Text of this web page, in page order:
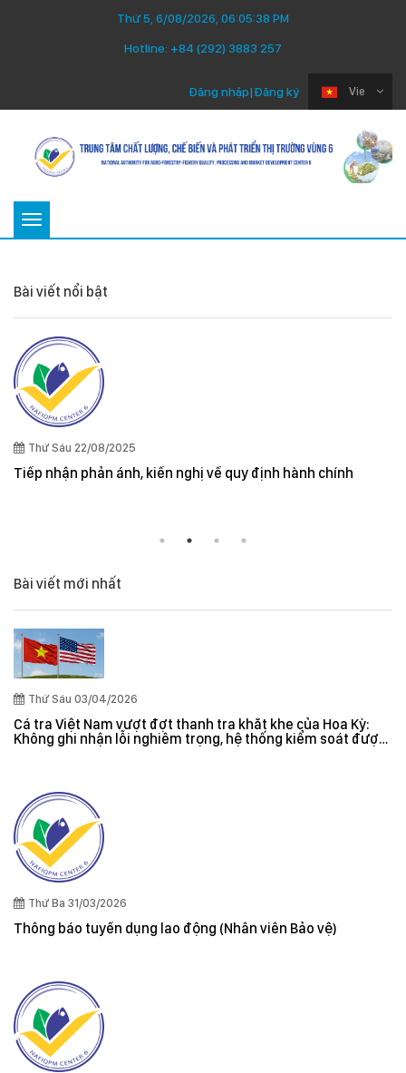
Thứ 5, 6/08/2026, 06:05:39 PM
Hotline: +84 (292) 3883 257
Vie
Đăng nhập|Đăng ký
Toggle
Bài viết nổi bật
Thứ Sáu 22/08/2025
Tiếp nhận phản ánh, kiến nghị về quy định hành chính
Bài viết mới nhất
Thứ Sáu 03/04/2026
Cá tra Việt Nam vượt đợt thanh tra khắt khe của Hoa Kỳ:
Không ghi nhận lỗi nghiêm trọng, hệ thống kiểm soát được
Thứ Ba 31/03/2026
Thông báo tuyển dụng lao động (Nhân viên Bảo vệ)